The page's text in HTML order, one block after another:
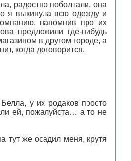
радостно поболтали, она
я выкинула всю одежду и
напомнив про их
предложили где-нибудь
в другом городе, а
когда договорится.
у их родаков просто
ей, пожалуйста… а то не
тут же осадил меня, крутя